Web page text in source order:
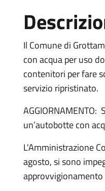
Il Comune di
con acqua per uso
contenitori per fare
servizio ripristinato.
AGGIORNAMENTO:
un’autobotte con
L'Amministrazione
agosto, si sono
approvvigionamento